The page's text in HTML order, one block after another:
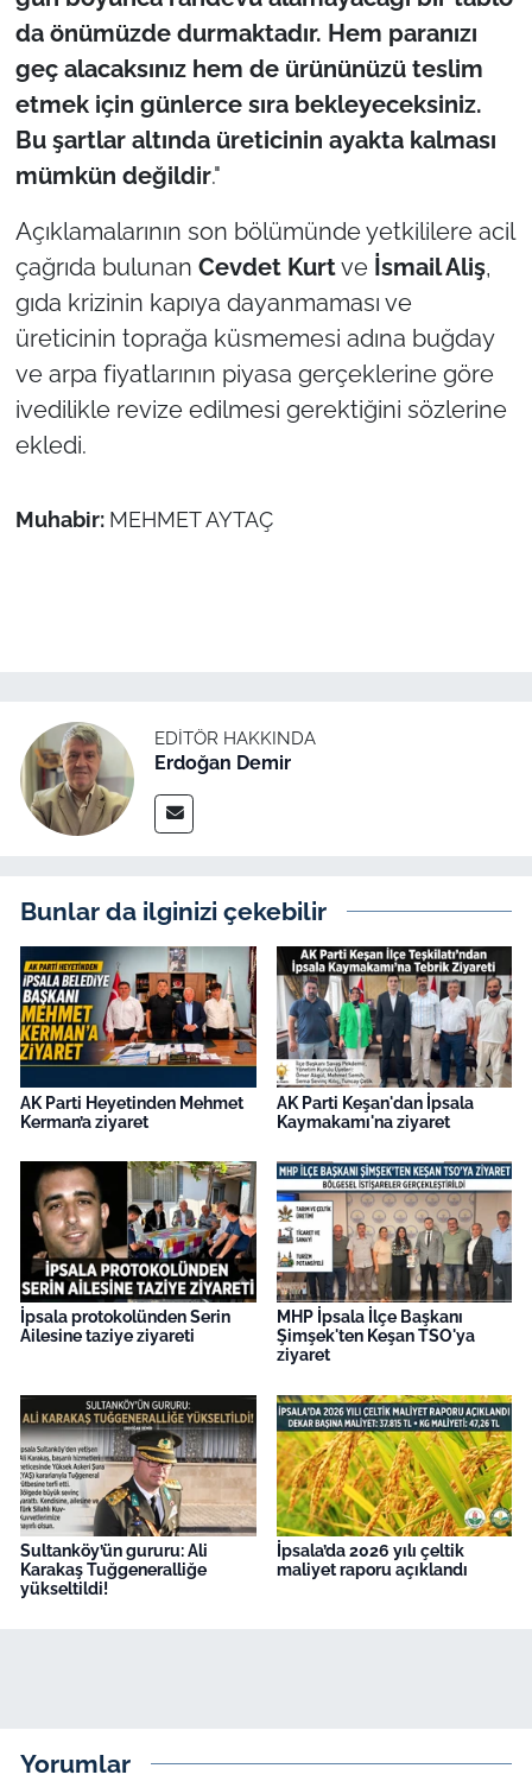
da önümüzde durmaktadır. Hem paranızı
geç alacaksınız hem de ürününüzü teslim
etmek için günlerce sıra bekleyeceksiniz.
Bu şartlar altında üreticinin ayakta kalması
mümkün değildir."
Açıklamalarının son bölümünde yetkililere acil
çağrıda bulunan Cevdet Kurtve İsmail Aliş,
gıda krizinin kapıya dayanmaması ve
üreticinin toprağa küsmemesi adına buğday
ve arpa fiyatlarının piyasa gerçeklerine göre
ivedilikle revize edilmesi gerektiğini sözlerine
ekledi.
Muhabir: MEHMET AYTAÇ
EDITÖR HAKKINDA
Erdoğan Demir
Bunlar da ilginizi çekebilir
AK Parti Heyetinden Mehmet
Kerman’a ziyaret
AK Parti Keşan'dan İpsala
Kaymakamı'na ziyaret
İpsala protokolünden Serin
Ailesine taziye ziyareti
MHP İpsala İlçe Başkanı
Şimşek'ten Keşan TSO'ya
ziyaret
Sultanköy’ün gururu: Ali
Karakaş Tuğgeneralliğe
yükseltildi!
İpsala’da 2026 yılı çeltik
maliyet raporu açıklandı
Yorumlar